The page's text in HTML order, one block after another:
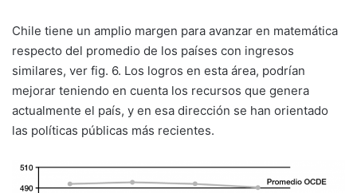
Chile tiene un amplio margen para avanzar en matemática
respecto del promedio de los países con ingresos
similares, ver fig. 6. Los logros en esta área, podrían
mejorar teniendo en cuenta los recursos que genera
actualmente el país, y en esa dirección se han orientado
las políticas públicas más recientes.